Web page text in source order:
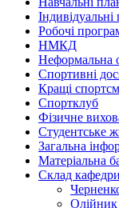
Індивідуальні
Робочі
НМКД
Неформальна
Спортивні
Кращі
Спортклуб
Фізичне
Студентське
Загальна
Матеріальна
Склад кафедри